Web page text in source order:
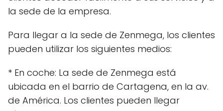
la sede de la empresa.
Para llegar a la sede de Zenmega, los clientes
pueden utilizar los siguientes medios:
* En coche: La sede de Zenmega está
ubicada en el barrio de Cartagena, en la av.
de América. Los clientes pueden llegar